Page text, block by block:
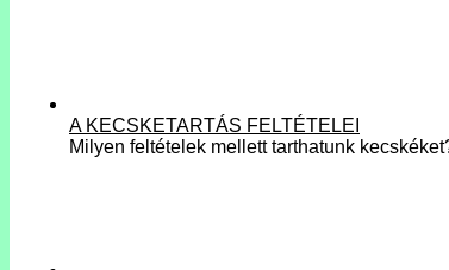
A KECSKETARTÁS FELTÉTELEI
Milyen feltételek mellett tarthatunk